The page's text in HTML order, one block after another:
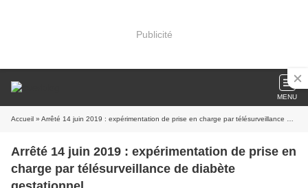
Publicité
MENU
Accueil » Arrêté 14 juin 2019 : expérimentation de prise en charge par télésurveillance de diabète gestationnel
Arrêté 14 juin 2019 : expérimentation de prise en
charge par télésurveillance de diabète